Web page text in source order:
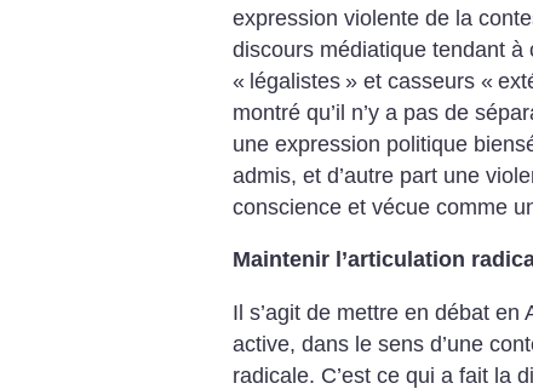
expression violente de la
discours médiatique tendant à
« légalistes » et casseurs «
montré qu’il n’y a pas de
une expression politique
admis, et d’autre part une
conscience et vécue comme
Maintenir l’articulation
Il s’agit de mettre en débat
active, dans le sens d’une
radicale. C’est ce qui a fait la